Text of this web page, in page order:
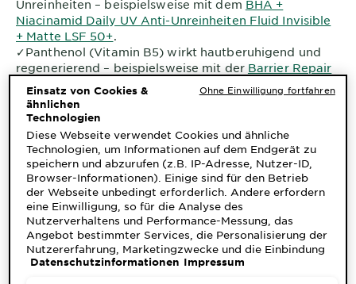
Unreinheiten – beispielsweise mit dem BHA +
Niacinamid Daily UV Anti-Unreinheiten Fluid Invisible
+ Matte LSF 50+.
✓Panthenol (Vitamin B5) wirkt hautberuhigend und
regenerierend – beispielsweise mit der Barrier Repair
Liquid Care
Retinol (Vitamin A) beschleunigt die Zellerneuerung
und mildert Falten – ein bewährter Anti-Aging-
Wirkstoff – beispielsweise mit der Pro-Retinol
Glättende Serum-Maske.
Wozu braucht die Haut
Vitamine?
Einsatz von Cookies &
ähnlichen
Technologien
Diese Webseite verwendet Cookies und ähnliche
Technologien, um Informationen auf dem Endgerät zu
speichern und abzurufen (z.B. IP-Adresse, Nutzer-ID,
Browser-Informationen). Einige sind für den Betrieb
der Webseite unbedingt erforderlich. Andere erfordern
eine Einwilligung, so für die Analyse des
Nutzerverhaltens und Performance-Messung, das
Angebot bestimmter Services, die Personalisierung der
Nutzererfahrung, Marketingzwecke und die Einbindung
externer Medien. Nicht unbedingt erforderliche Cookies
Datenschutzinformationen Impressum
Ohne Einwilligung fortfahren